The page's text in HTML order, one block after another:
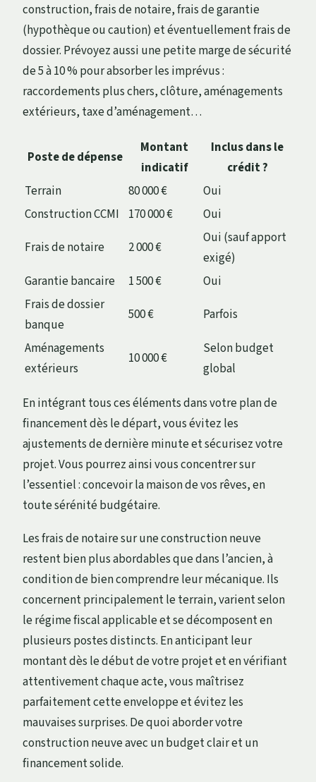
construction, frais de notaire, frais de garantie
(hypothèque ou caution) et éventuellement frais de
dossier. Prévoyez aussi une petite marge de sécurité
de 5 à 10 % pour absorber les imprévus :
raccordements plus chers, clôture, aménagements
extérieurs, taxe d’aménagement…
Poste de dépense
Montant
indicatif
Inclus dans le
crédit ?
Terrain
80 000 €
Oui
Construction CCMI
170 000 €
Oui
Frais de notaire
2 000 €
Oui (sauf apport
exigé)
Garantie bancaire
1 500 €
Oui
Frais de dossier
banque
500 €
Parfois
Aménagements
extérieurs
10 000 €
Selon budget
global
En intégrant tous ces éléments dans votre plan de
financement dès le départ, vous évitez les
ajustements de dernière minute et sécurisez votre
projet. Vous pourrez ainsi vous concentrer sur
l’essentiel : concevoir la maison de vos rêves, en
toute sérénité budgétaire.
Les frais de notaire sur une construction neuve
restent bien plus abordables que dans l’ancien, à
condition de bien comprendre leur mécanique. Ils
concernent principalement le terrain, varient selon
le régime fiscal applicable et se décomposent en
plusieurs postes distincts. En anticipant leur
montant dès le début de votre projet et en vérifiant
attentivement chaque acte, vous maîtrisez
parfaitement cette enveloppe et évitez les
mauvaises surprises. De quoi aborder votre
construction neuve avec un budget clair et un
financement solide.